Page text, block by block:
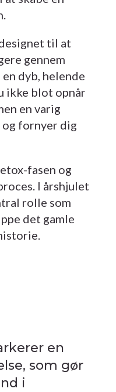
til at
gennem
dyb, helende
ikke blot opnår
en varig
fornyer dig
fasen og
I årshjulet
rolle som
det gamle
en
som gør
i